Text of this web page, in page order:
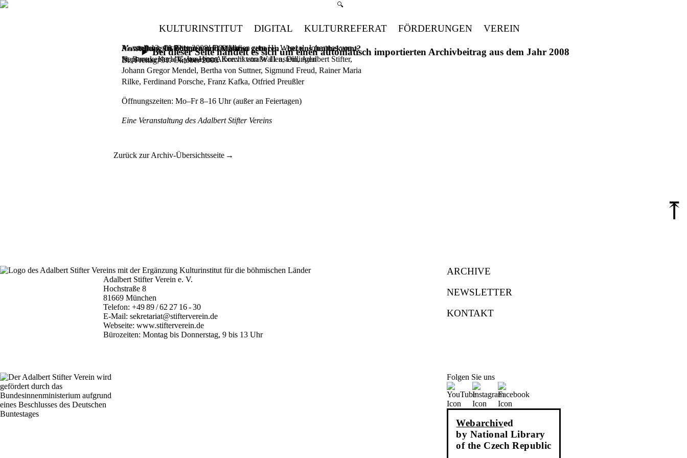
Suchmenü öffnen
🔍
KULTURINSTITUT DIGITAL KULTURREFERAT FÖRDERUNGEN VEREIN
Bei dieser Seite handelt es sich um einen automatisch importierten Archivbeitrag aus dem Jahr 2008
Ausstellung In Böhmen und Mähren geboren – bei uns (un)bekannt?
Bis Freitag, 31. Oktober 2008
Ausstellung mit Texten und Fotografien zum Hl. Wenzel, Johannes von
Nepomuk, Karl IV. Jan Hus, Albrecht von Wallenstein, Adalbert Stifter,
Johann Gregor Mendel, Bertha von Suttner, Sigmund Freud, Rainer Maria
Rilke, Ferdinand Porsche, Franz Kafka, Otfried Preußler
Öffnungszeiten: Mo–Fr 8–16 Uhr (außer an Feiertagen)
Eine Veranstaltung des Adalbert Stifter Vereins
Montag, 13. Oktober 2008,8.00 Uhr
St. Bonaventura–Gymnasium, Konviktstraße 11 a, Dillingen
Zurück zur Archiv-Übersichtsseite
⤒
Adalbert Stifter Verein e. V.
Hochstraße 8
81669 München
Telefon:+49 89 / 62 27 16 - 30
E-Mail:sekretariat@stifterverein.de
Webseite:www.stifterverein.de
Bürozeiten: Montag bis Donnerstag, 9 bis 13 Uhr
ARCHIVE
NEWSLETTER
KONTAKT
Folgen Sie uns
Webarchived
by National Library
of the Czech Republic